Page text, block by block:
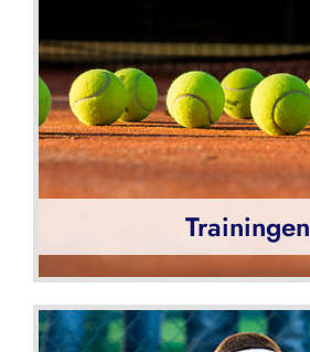
Trainingen